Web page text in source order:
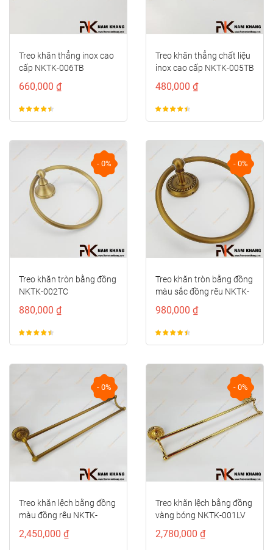
Treo khăn thẳng inox cao
cấp NKTK-006TB
660,000 ₫
Treo khăn thẳng chất liệu
inox cao cấp NKTK-005TB
480,000 ₫
- 0%
Treo khăn tròn bằng đồng
NKTK-002TC
880,000 ₫
- 0%
Treo khăn tròn bằng đồng
màu sắc đồng rêu NKTK-
980,000 ₫
- 0%
Treo khăn lệch bằng đồng
màu đồng rêu NKTK-
2,450,000 ₫
- 0%
Treo khăn lệch bằng đồng
vàng bóng NKTK-001LV
2,780,000 ₫